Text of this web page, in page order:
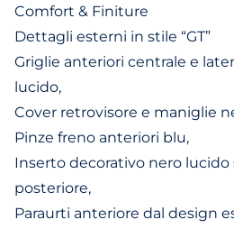
Comfort & Finiture
Dettagli esterni in stile “GT”
Griglie anteriori centrale e
lucido,
Cover retrovisore e maniglie
Pinze freno anteriori blu,
Inserto decorativo nero lucido
posteriore,
Paraurti anteriore dal design